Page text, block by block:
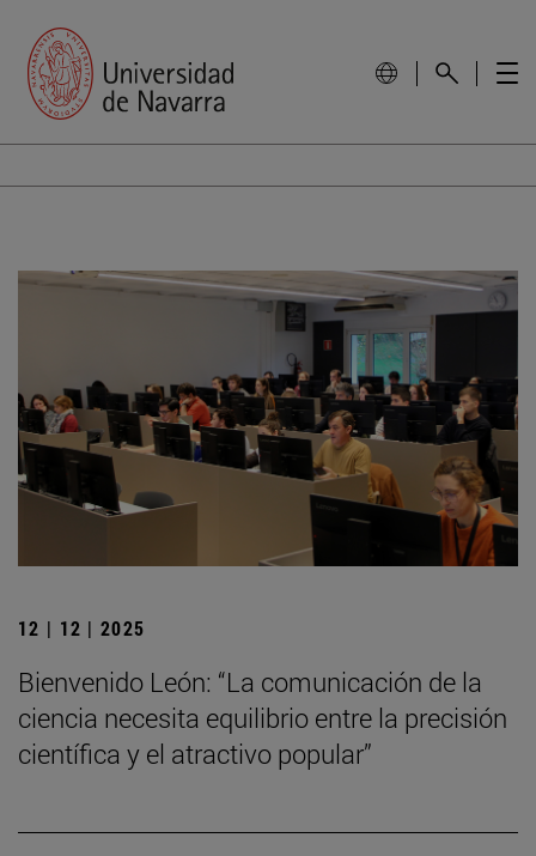
12 | 12 | 2025
Bienvenido León: “La comunicación de la
ciencia necesita equilibrio entre la precisión
científica y el atractivo popular”